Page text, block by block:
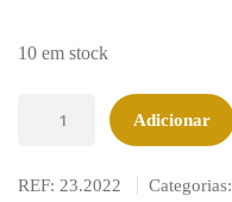
10 em stock
Adicionar
REF: 23.2022 Categorias: